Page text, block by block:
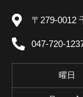
〒279-0012
047-720-
曜日